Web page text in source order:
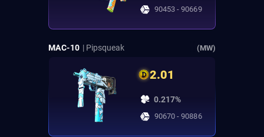
90453 - 90669
MAC-10 | Pipsqueak (MW)
2.01
0.217%
90670 - 90886